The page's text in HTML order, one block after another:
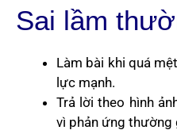
Sai lầm
Làm bài khi quá
lực mạnh.
Trả lời theo hình
vì phản ứng thường